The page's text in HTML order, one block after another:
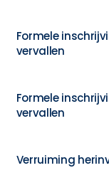
Formele
vervallen
Formele
vervallen
Verruiming